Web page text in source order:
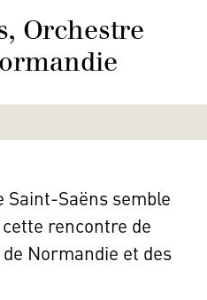
Orchestre
Saint-Saëns semble
rencontre de
Normandie et des